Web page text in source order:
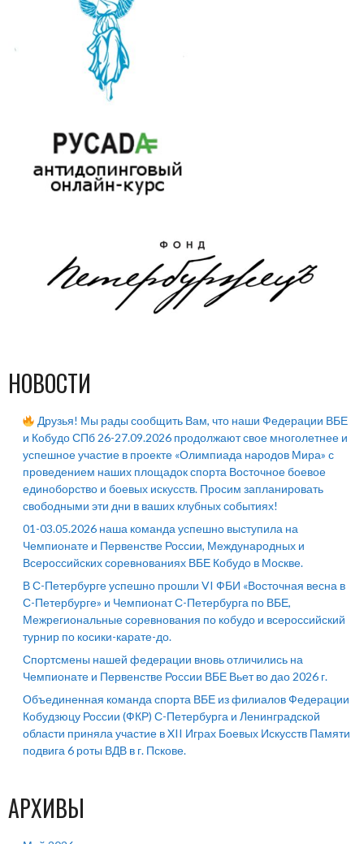
НОВОСТИ
Друзья! Мы рады сообщить Вам, что наши Федерации ВБЕ
и Кобудо СПб 26-27.09.2026 продолжают свое многолетнее и
успешное участие в проекте «Олимпиада народов Мира» с
проведением наших площадок спорта Восточное боевое
единоборство и боевых искусств. Просим запланировать
свободными эти дни в ваших клубных событиях!
01-03.05.2026 наша команда успешно выступила на
Чемпионате и Первенстве России, Международных и
Всероссийских соревнованиях ВБЕ Кобудо в Москве.
В С-Петербурге успешно прошли VI ФБИ «Восточная весна в
С-Петербурге» и Чемпионат С-Петербурга по ВБЕ,
Межрегиональные соревнования по кобудо и всероссийский
турнир по косики-карате-до.
Спортсмены нашей федерации вновь отличились на
Чемпионате и Первенстве России ВБЕ Вьет во дао 2026 г.
Объединенная команда спорта ВБЕ из филиалов Федерации
Кобудзюцу России (ФКР) С-Петербурга и Ленинградской
области приняла участие в XII Играх Боевых Искусств Памяти
подвига 6 роты ВДВ в г. Пскове.
АРХИВЫ